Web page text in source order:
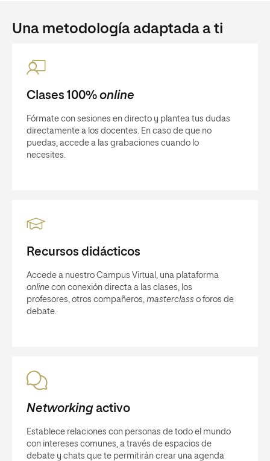
Una metodología adaptada a ti
Clases 100% online
Fórmate con sesiones en directo y plantea tus dudas
directamente a los docentes. En caso de que no
puedas, accede a las grabaciones cuando lo
necesites.
Recursos didácticos
Accede a nuestro Campus Virtual, una plataforma
online con conexión directa a las clases, los
profesores, otros compañeros, masterclass o foros de
debate.
Networkingactivo
Establece relaciones con personas de todo el mundo
con intereses comunes, a través de espacios de
debate y chats que te permitirán crear una agenda